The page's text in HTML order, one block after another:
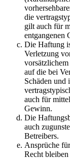
die
gilt auch für
entgangenen
Die Haftung
Verletzung
auf die bei
Schäden und
auch für
Gewinn.
Die
auch
Betreibers.
Ansprüche
Recht